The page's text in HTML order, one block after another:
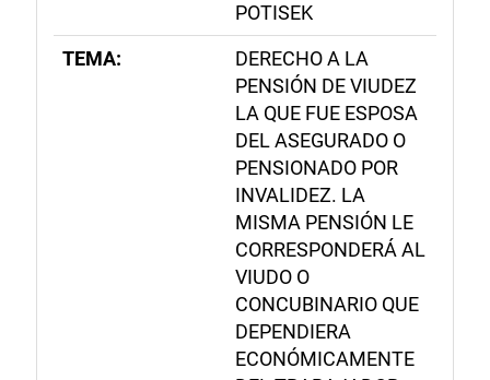
POTISEK
TEMA:
DERECHO A LA
PENSIÓN DE VIUDEZ
LA QUE FUE ESPOSA
DEL ASEGURADO O
PENSIONADO POR
INVALIDEZ. LA
MISMA PENSIÓN LE
CORRESPONDERÁ AL
VIUDO O
CONCUBINARIO QUE
DEPENDIERA
ECONÓMICAMENTE